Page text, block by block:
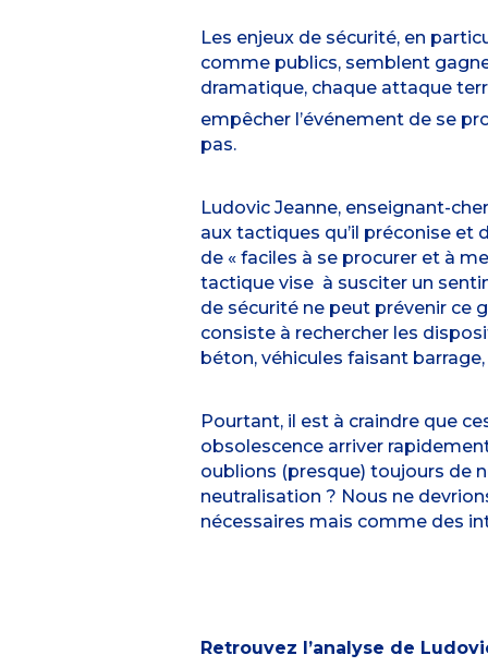
Les enjeux de sécurité, en
comme publics, semblent
dramatique, chaque attaque
empêcher l’événement de se
pas.
Ludovic Jeanne, enseignant-
aux tactiques qu’il préconise et
de « faciles à se procurer et à
tactique vise à susciter un
de sécurité ne peut prévenir ce
consiste à rechercher les
béton, véhicules faisant barrage,
Pourtant, il est à craindre que
obsolescence arriver
oublions (presque) toujours de
neutralisation ? Nous ne
nécessaires mais comme des
Retrouvez l’analyse de